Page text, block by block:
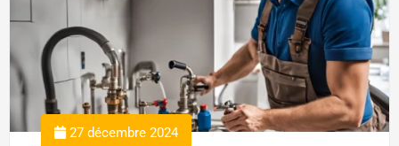
27 décembre 2024